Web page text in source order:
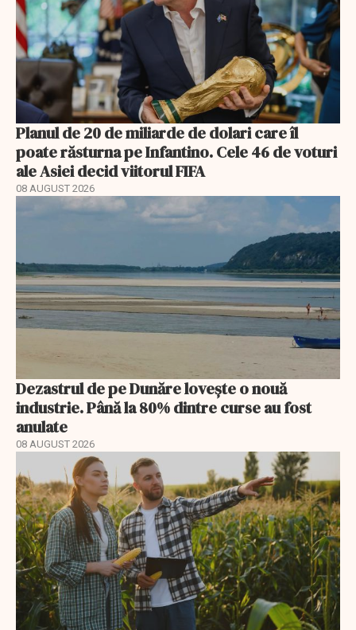
Planul de 20 de miliarde de dolari care îl
poate răsturna pe Infantino. Cele 46 de voturi
ale Asiei decid viitorul FIFA
08 AUGUST 2026
Dezastrul de pe Dunăre lovește o nouă
industrie. Până la 80% dintre curse au fost
anulate
08 AUGUST 2026